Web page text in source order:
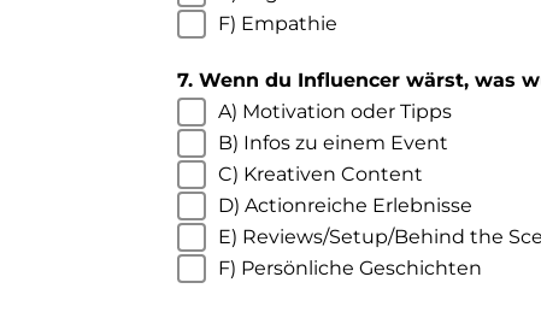
F) Empathie
7. Wenn du Influencer wärst, was
A) Motivation oder Tipps
B) Infos zu einem Event
C) Kreativen Content
D) Actionreiche Erlebnisse
E) Reviews/Setup/Behind the
F) Persönliche Geschichten